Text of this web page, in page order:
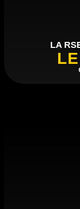
LA